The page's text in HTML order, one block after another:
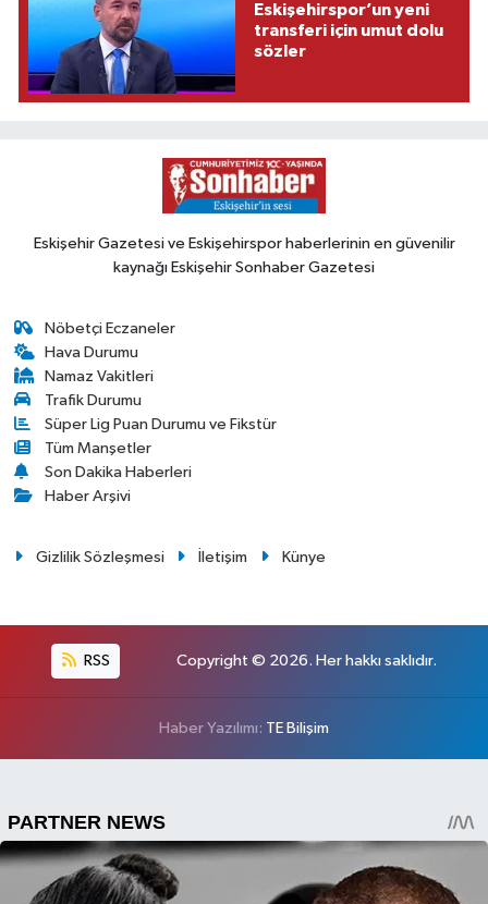
Eskişehirspor’un yeni
transferi için umut dolu
sözler
Eskişehir Gazetesi ve Eskişehirspor haberlerinin en güvenilir
kaynağı Eskişehir Sonhaber Gazetesi
Nöbetçi Eczaneler
Hava Durumu
Namaz Vakitleri
Trafik Durumu
Süper Lig Puan Durumu ve Fikstür
Tüm Manşetler
Son Dakika Haberleri
Haber Arşivi
Gizlilik Sözleşmesi İletişim Künye
RSS Copyright © 2026. Her hakkı saklıdır.
Haber Yazılımı: TE Bilişim